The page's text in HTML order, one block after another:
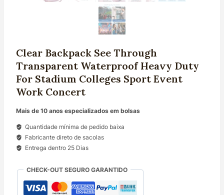
Clear Backpack See Through
Transparent Waterproof Heavy Duty
For Stadium Colleges Sport Event
Work Concert
Mais de 10 anos especializados em bolsas
Quantidade mínima de pedido baixa
Fabricante direto de sacolas
Entrega dentro 25 Dias
CHECK-OUT SEGURO GARANTIDO